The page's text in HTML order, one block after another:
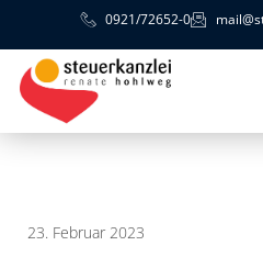
0921/72652-0
23. Februar 2023